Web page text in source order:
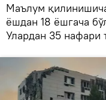
Маълум
ёшдан 18 ёшгача
Улардан 35 нафари